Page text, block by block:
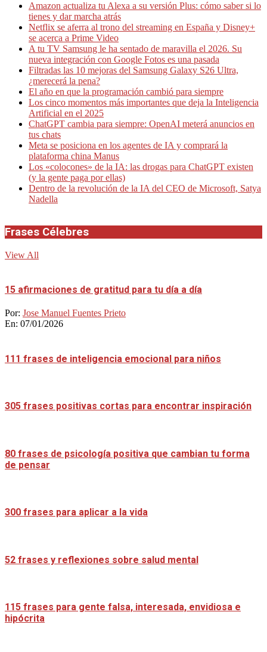
Amazon actualiza tu Alexa a su versión Plus: cómo saber si lo
tienes y dar marcha atrás
Netflix se aferra al trono del streaming en España y Disney+
se acerca a Prime Video
A tu TV Samsung le ha sentado de maravilla el 2026. Su
nueva integración con Google Fotos es una pasada
Filtradas las 10 mejoras del Samsung Galaxy S26 Ultra,
¿merecerá la pena?
El año en que la programación cambió para siempre
Los cinco momentos más importantes que deja la Inteligencia
Artificial en el 2025
ChatGPT cambia para siempre: OpenAI meterá anuncios en
tus chats
Meta se posiciona en los agentes de IA y comprará la
plataforma china Manus
Los «colocones» de la IA: las drogas para ChatGPT existen
(y la gente paga por ellas)
Dentro de la revolución de la IA del CEO de Microsoft, Satya
Nadella
Frases Célebres
View All
15 afirmaciones de gratitud para tu día a día
Por: Jose Manuel Fuentes Prieto
En: 07/01/2026
111 frases de inteligencia emocional para niños
305 frases positivas cortas para encontrar inspiración
80 frases de psicología positiva que cambian tu forma
de pensar
300 frases para aplicar a la vida
52 frases y reflexiones sobre salud mental
115 frases para gente falsa, interesada, envidiosa e
hipócrita